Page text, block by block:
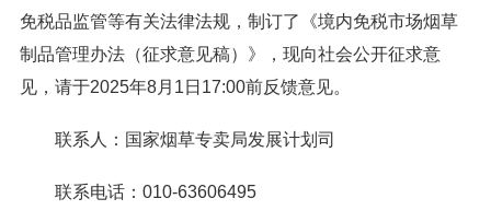
免税品监管等有关法律法规，制订了《境内免税市场烟草
制品管理办法（征求意见稿）》，现向社会公开征求意
见，请于2025年8月1日17:00前反馈意见。
联系人：国家烟草专卖局发展计划司
联系电话：010-63606495